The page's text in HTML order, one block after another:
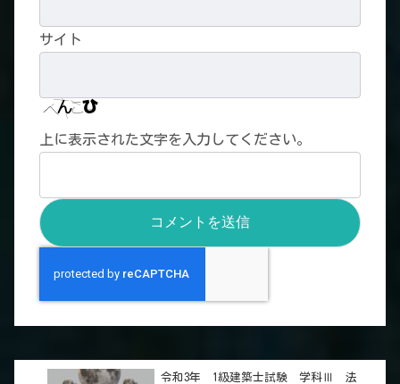
サイト
上に表示された文字を入力してください。
令和3年 1級建築士試験 学科Ⅲ 法